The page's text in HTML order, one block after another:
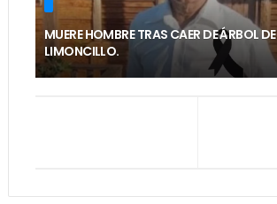
MUERE HOMBRE TRAS CAER DE ÁRBOL DE
LIMONCILLO.